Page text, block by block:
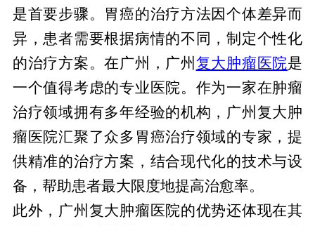
是首要步骤。胃癌的治疗方法因个体差异而
异，患者需要根据病情的不同，制定个性化
的治疗方案。在广州，广州 复大肿瘤医院是
一个值得考虑的专业医院。作为一家在肿瘤
治疗领域拥有多年经验的机构，广州复大肿
瘤医院汇聚了众多胃癌治疗领域的专家，提
供精准的治疗方案，结合现代化的技术与设
备，帮助患者最大限度地提高治愈率。
此外，广州复大肿瘤医院的优势还体现在其